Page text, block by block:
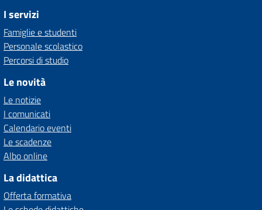
I servizi
Famiglie e studenti
Personale scolastico
Percorsi di studio
Le novità
Le notizie
I comunicati
Calendario eventi
Le scadenze
Albo online
La didattica
Offerta formativa